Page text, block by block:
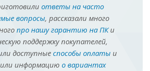
ответы на часто
вопросы, рассказали много
про нашу гарантию на ПКи
поддержку покупателей,
доступныеспособы оплатыи
информацию о вариантах